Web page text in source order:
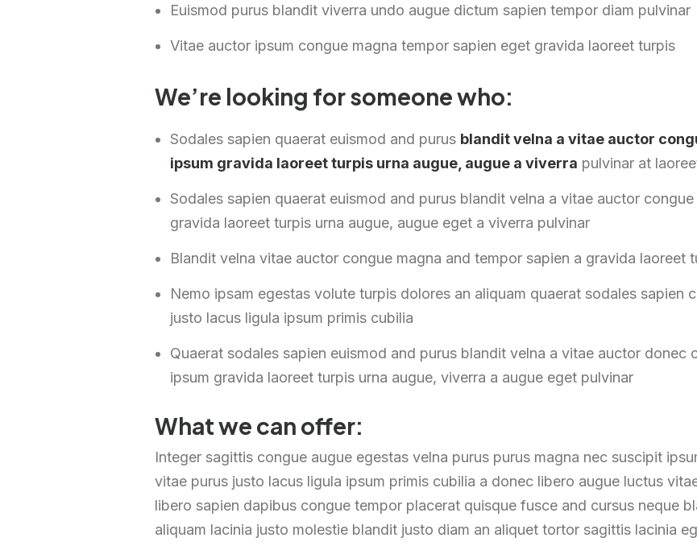
Euismod purus blandit viverra undo augue dictum sapien tempor diam pulvinar
Vitae auctor ipsum congue magna tempor sapien eget gravida laoreet turpis
We’re looking for someone who:
Sodales sapien quaerat euismod and purus blandit velna a vitae auctor
ipsum gravida laoreet turpis urna augue, augue a viverra pulvinar at
Sodales sapien quaerat euismod and purus blandit velna a vitae auctor
gravida laoreet turpis urna augue, augue eget a viverra pulvinar
Blandit velna vitae auctor congue magna and tempor sapien a gravida laoreet
Nemo ipsam egestas volute turpis dolores an aliquam quaerat sodales sapien
justo lacus ligula ipsum primis cubilia
Quaerat sodales sapien euismod and purus blandit velna a vitae auctor donec
ipsum gravida laoreet turpis urna augue, viverra a augue eget pulvinar
What we can offer:
Integer sagittis congue augue egestas velna purus purus magna nec suscipit
vitae purus justo lacus ligula ipsum primis cubilia a donec libero augue luctus
libero sapien dapibus congue tempor placerat quisque fusce and cursus neque
aliquam lacinia justo molestie blandit justo diam an aliquet tortor sagittis lacinia